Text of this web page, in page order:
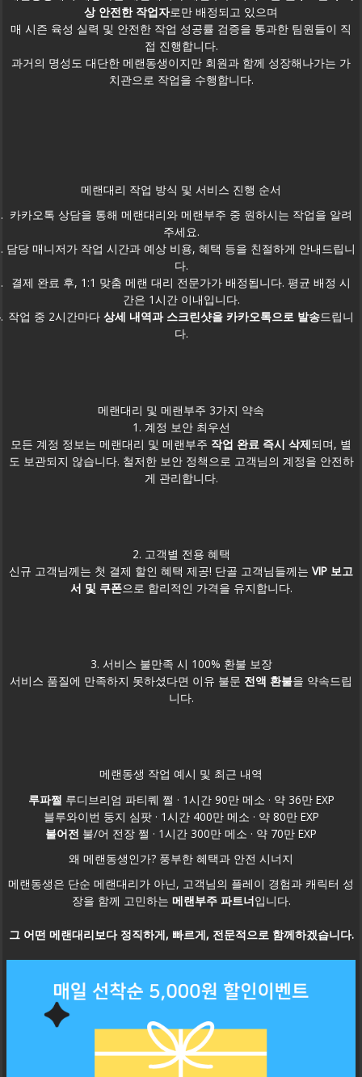
상 안전한 작업자로만 배정되고 있으며
매 시즌 육성 실력 및 안전한 작업 성공률 검증을 통과한 팀원들이 직
접 진행합니다.
과거의 명성도 대단한 메랜동생이지만 회원과 함께 성장해나가는 가
치관으로 작업을 수행합니다.
메랜대리 작업 방식 및 서비스 진행 순서
카카오톡 상담을 통해 메랜대리와 메랜부주 중 원하시는 작업을 알려
주세요.
담당 매니저가 작업 시간과 예상 비용, 혜택 등을 친절하게 안내드립니
다.
결제 완료 후, 1:1 맞춤 메랜 대리 전문가가 배정됩니다. 평균 배정 시
간은 1시간 이내입니다.
작업 중 2시간마다 상세 내역과 스크린샷을 카카오톡으로 발송드립니
다.
메랜대리 및 메랜부주 3가지 약속
1. 계정 보안 최우선
모든 계정 정보는 메랜대리 및 메랜부주 작업 완료 즉시 삭제되며, 별
도 보관되지 않습니다. 철저한 보안 정책으로 고객님의 계정을 안전하
게 관리합니다.
2. 고객별 전용 혜택
신규 고객님께는 첫 결제 할인 혜택 제공! 단골 고객님들께는 VIP 보고
서 및 쿠폰으로 합리적인 가격을 유지합니다.
3. 서비스 불만족 시 100% 환불 보장
서비스 품질에 만족하지 못하셨다면 이유 불문 전액 환불을 약속드립
니다.
메랜동생 작업 예시 및 최근 내역
루파쩔 루디브리엄 파티퀘 쩔 · 1시간 90만 메소 · 약 36만 EXP
블루와이번 둥지 심팟 · 1시간 400만 메소 · 약 80만 EXP
불어전 불/어 전장 쩔 · 1시간 300만 메소 · 약 70만 EXP
왜 메랜동생인가? 풍부한 혜택과 안전 시너지
메랜동생은 단순 메랜대리가 아닌, 고객님의 플레이 경험과 캐릭터 성
장을 함께 고민하는 메랜부주 파트너입니다.
그 어떤 메랜대리보다 정직하게, 빠르게, 전문적으로함께하겠습니다.